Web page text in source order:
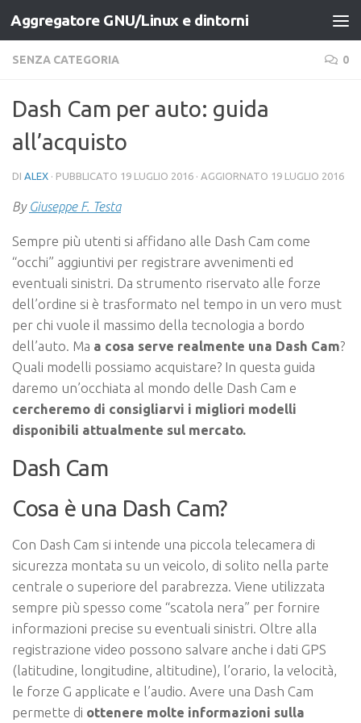
Salta al contenuto
Aggregatore GNU/Linux e dintorni
SENZA CATEGORIA 0
Dash Cam per auto: guida
all’acquisto
DI ALEX · PUBBLICATO 19 LUGLIO 2016 · AGGIORNATO 19 LUGLIO 2016
By Giuseppe F. Testa
Sempre più utenti si affidano alle Dash Cam come
“occhi” aggiuntivi per registrare avvenimenti ed
eventuali sinistri. Da strumento riservato alle forze
dell’ordine si è trasformato nel tempo in un vero must
per chi vuole il massimo della tecnologia a bordo
dell’auto. Ma a cosa serve realmente una Dash Cam?
Quali modelli possiamo acquistare? In questa guida
daremo un’occhiata al mondo delle Dash Cam e
cercheremo di consigliarvi i migliori modelli
disponibili attualmente sul mercato.
Dash Cam
Cosa è una Dash Cam?
Con Dash Cam si intende una piccola telecamera di
sicurezza montata su un veicolo, di solito nella parte
centrale o superiore del parabrezza. Viene utilizzata
sempre più spesso come “scatola nera” per fornire
informazioni precise su eventuali sinistri. Oltre alla
registrazione video possono salvare anche i dati GPS
(latitudine, longitudine, altitudine), l’orario, la velocità,
le forze G applicate e l’audio. Avere una Dash Cam
permette di ottenere molte informazioni sulla